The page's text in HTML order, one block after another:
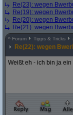
Re(23): wegen
Re(19): wegen
Re(20): wegen
Re(21): wegen
^ Forum Tipps & Tricks
Re(22): wegen
Weißt eh - ich bin ja ein